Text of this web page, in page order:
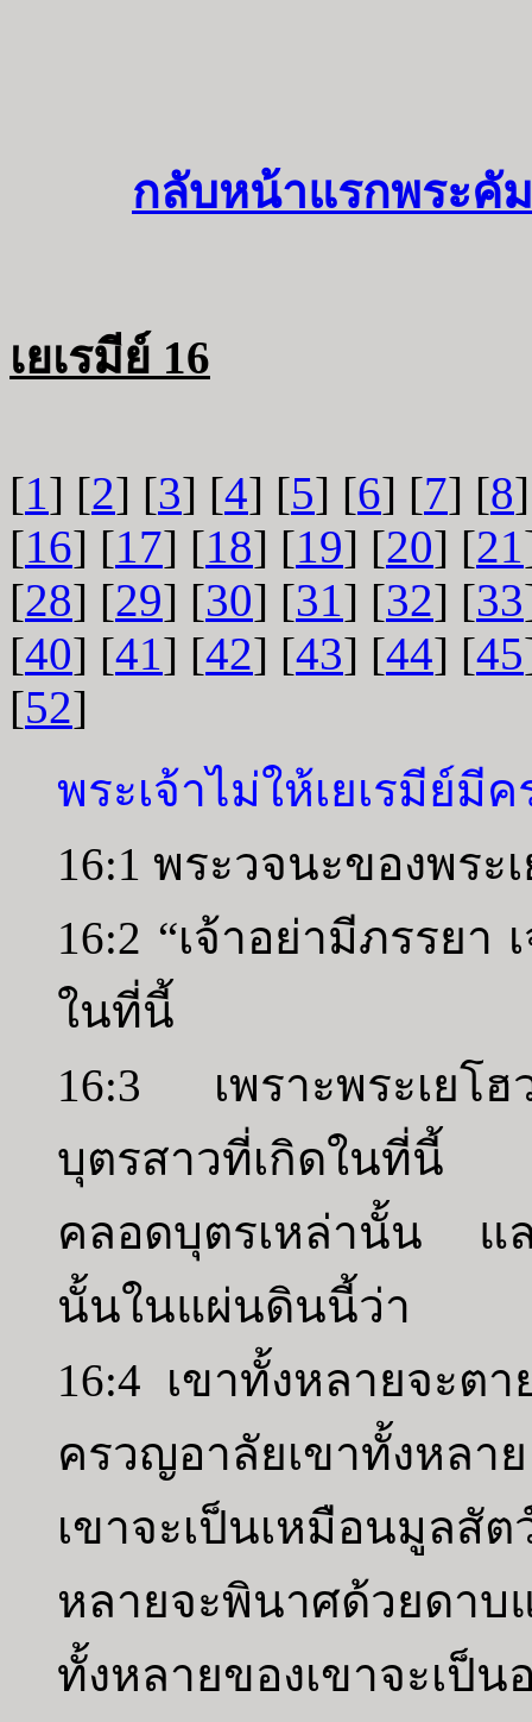
กลับหน้าแรกพระคั
เยเรมีย์ 16
[1] [2] [3] [4] [5] [6] [7] [8
[16] [17] [18] [19] [20] [21
[28] [29] [30] [31] [32] [33
[40] [41] [42] [43] [44] [45
[52]
พระเจ้าไม่ให้เยเรมีย์มี
16:1 พระวจนะของพระ
16:2 “เจ้าอย่ามีภรรยา
ในที่นี้
16:3 เพราะพระเยโฮ
บุตรสาวที่เกิดในที่นี้
คลอดบุตรเหล่านั้น แล
นั้นในแผ่นดินนี้ว่า
16:4 เขาทั้งหลายจะต
ครวญอาลัยเขาทั้งหลา
เขาจะเป็นเหมือนมูล
หลายจะพินาศด้วยดาบ
ทั้งหลายของเขาจะเป็